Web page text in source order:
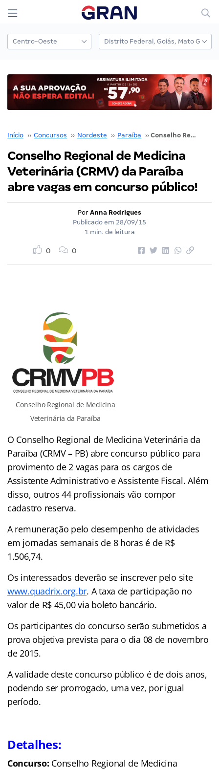
Início ›› Concursos ›› Nordeste ›› Paraíba ›› Conselho Regional de Medicina Veterinária (CRMV) da Paraíba abre vagas em concurso público!
Conselho Regional de Medicina
Veterinária (CRMV) da Paraíba
abre vagas em concurso público!
Por Anna Rodrigues
Publicado em 28/09/15
1 min. de leitura
0 0
Conselho Regional de Medicina
Veterinária da Paraíba
O Conselho Regional de Medicina Veterinária da
Paraíba (CRMV – PB) abre concurso público para
provimento de 2 vagas para os cargos de
Assistente Administrativo e Assistente Fiscal. Além
disso, outros 44 profissionais vão compor
cadastro reserva.
A remuneração pelo desempenho de atividades
em jornadas semanais de 8 horas é de R$
1.506,74.
Os interessados deverão se inscrever pelo site
www.quadrix.org.br. A taxa de participação no
valor de R$ 45,00 via boleto bancário.
Os participantes do concurso serão submetidos a
prova objetiva prevista para o dia 08 de novembro
de 2015.
A validade deste concurso público é de dois anos,
podendo ser prorrogado, uma vez, por igual
período.
Detalhes:
Concurso: Conselho Regional de Medicina